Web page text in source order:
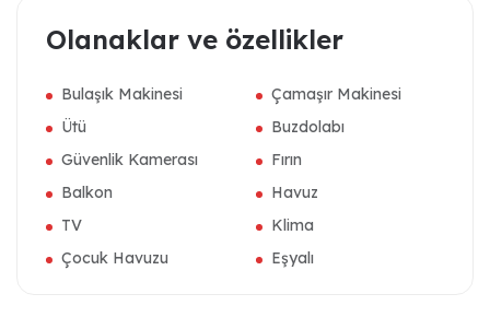
📍 İskele Long Beach – Kuzey Kıbrıs’ın en
Olanaklar ve özellikler
Bulaşık Makinesi
Çamaşır Makinesi
Ütü
Buzdolabı
Güvenlik Kamerası
Fırın
Balkon
Havuz
TV
Klima
Çocuk Havuzu
Eşyalı